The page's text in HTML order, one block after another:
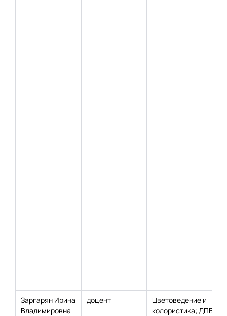
Заргарян Ирина
Владимировна
доцент
Цветоведение и
колористика; ДПВ 2: